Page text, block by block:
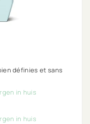
définies et sans
in huis
in huis